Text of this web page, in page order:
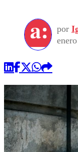
por